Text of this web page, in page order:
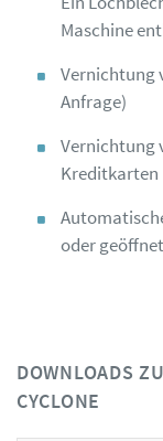
Maschine
Vernichtung
Anfrage)
Vernichtung
Kreditkarten
oder
DOWNLOADS
CYCLONE